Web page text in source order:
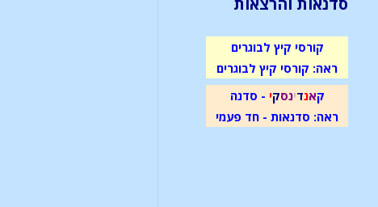
קורסי קיץ לבוגרים
ראה: קורסי קיץ לבוגרים
קאנדינסקי - סדנה
ראה: סדנאות - חד פעמי